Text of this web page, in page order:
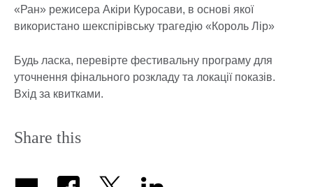
«Ран» режисера Акіри Куросави, в основі якої
використано шекспірівську трагедію «Король Лір»
Будь ласка, перевірте фестивальну програму для
уточнення фінального розкладу та локації показів.
Вхід за квитками.
Share this